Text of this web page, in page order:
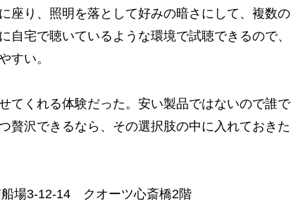
座り、照明を落として好みの暗さにして、複数の
自宅で聴いているような環境で試聴できるので、
すい。
てくれる体験だった。安い製品ではないので誰で
贅沢できるなら、その選択肢の中に入れておきた
場3-12-14 クオーツ心斎橋2階